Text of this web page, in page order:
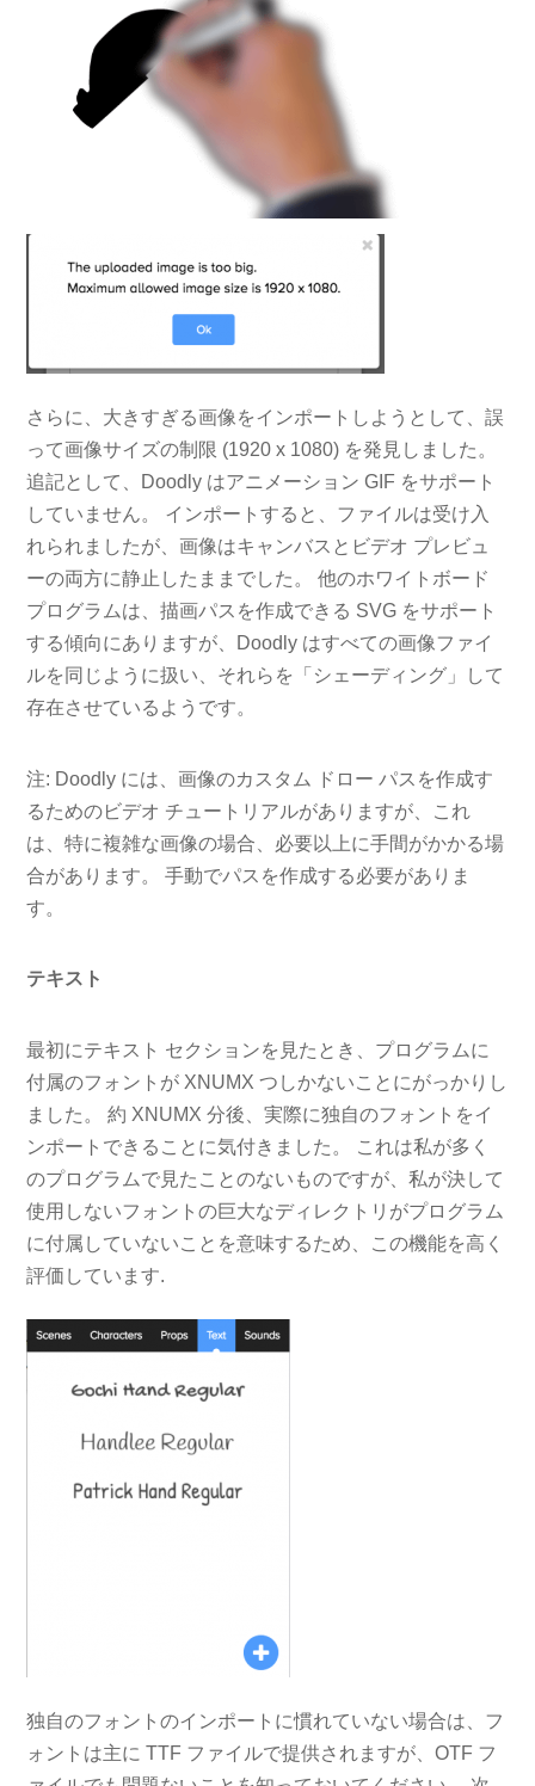
さらに、大きすぎる画像をインポートしようとして、誤
って画像サイズの制限 (1920 x 1080) を発見しました。
追記として、Doodly はアニメーション GIF をサポート
していません。 インポートすると、ファイルは受け入
れられましたが、画像はキャンバスとビデオ プレビュ
ーの両方に静止したままでした。 他のホワイトボード
プログラムは、描画パスを作成できる SVG をサポート
する傾向にありますが、Doodly はすべての画像ファイ
ルを同じように扱い、それらを「シェーディング」して
存在させているようです。
注: Doodly には、画像のカスタム ドロー パスを作成す
るためのビデオ チュートリアルがありますが、これ
は、特に複雑な画像の場合、必要以上に手間がかかる場
合があります。 手動でパスを作成する必要がありま
す。
テキスト
最初にテキスト セクションを見たとき、プログラムに
付属のフォントが XNUMX つしかないことにがっかりし
ました。 約 XNUMX 分後、実際に独自のフォントをイ
ンポートできることに気付きました。 これは私が多く
のプログラムで見たことのないものですが、私が決して
使用しないフォントの巨大なディレクトリがプログラム
に付属していないことを意味するため、この機能を高く
評価しています.
独自のフォントのインポートに慣れていない場合は、フ
ォントは主に TTF ファイルで提供されますが、OTF フ